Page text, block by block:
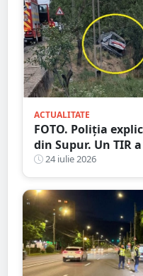
ACTUALITATE
FOTO. Poliția
din Supur. Un TIR
șanț24 iulie 2026